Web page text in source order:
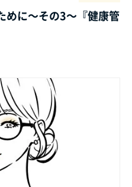
めに～その3～『健康管